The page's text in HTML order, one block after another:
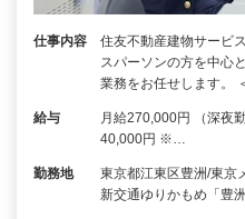
仕事内容
住友不動産建物サービ
スパーソンの方を中心
業務をお任せします。
給与
月給270,000円 （深夜
40,000円 ※…
勤務地
東京都江東区豊洲/東京
新交通ゆりかもめ「豊